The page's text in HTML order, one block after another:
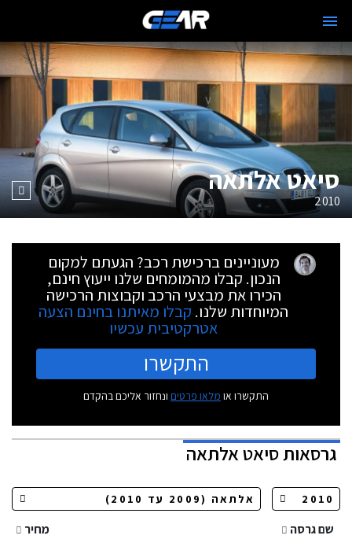
סיאט אלתאה
2010
מעוניינים ברכישת רכב? הגעתם למקום
הנכון. קבלו מהמומחים שלנו ייעוץ חינם,
הכירו את מבצעי הרכב וקבוצות הרכישה
המיוחדות שלנו. קבלו מאיתנו בחינם הצעה
אטרקטיבית עכשיו
התקשרו
התקשרו או מלאו פרטים ונחזור אליכם בהקדם
גרסאותסיאט אלתאה
שם גרסה
מחיר